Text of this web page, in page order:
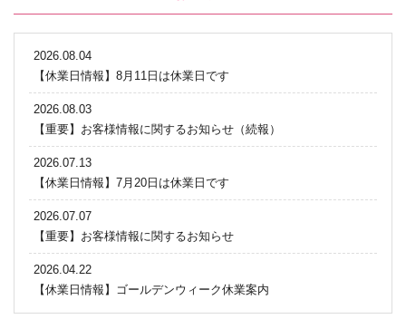
2026.08.04
【休業日情報】8月11日は休業日です
2026.08.03
【重要】お客様情報に関するお知らせ（続報）
2026.07.13
【休業日情報】7月20日は休業日です
2026.07.07
【重要】お客様情報に関するお知らせ
2026.04.22
【休業日情報】ゴールデンウィーク休業案内